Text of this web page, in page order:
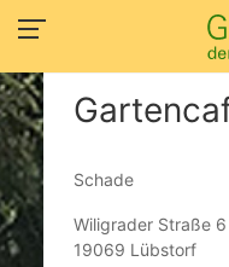
Schade
Wiligrader Straße 6
19069 Lübstorf